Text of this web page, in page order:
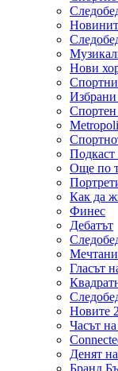
Нови
Спортен
Подкаст
Още по
Как да
Финес
Дебатът
Гласът
Новите
Часът
Денят
Бранд